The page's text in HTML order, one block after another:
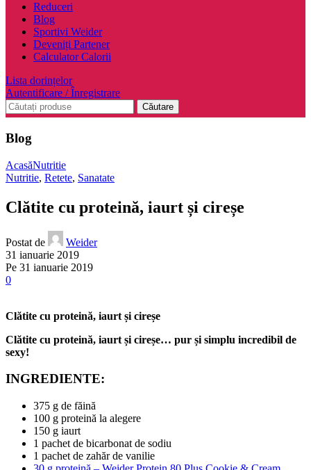
Reduceri
Blog
Sportivi Weider
Deveniți Partener
Calculator Calorii
Lista dorințelor
Autentificare / Înregistrare
Căutare
Blog
AcasăNutritie
Nutritie, Retete, Sanatate
Clătite cu proteină, iaurt și cireșe
Postat de
Weider
31 ianuarie 2019
Pe 31 ianuarie 2019
0
Clătite cu proteină, iaurt și cireșe
Clătite cu proteină, iaurt și cireșe… pur și simplu incredibil de
sexy!
INGREDIENTE:
375 g de făină
100 g proteină la alegere
150 g iaurt
1 pachet de bicarbonat de sodiu
1 pachet de zahăr de vanilie